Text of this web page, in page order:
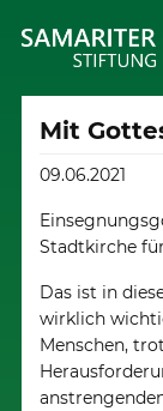
Mit
09.06.2021
Stadtkirche
Das ist in
wirklich
Menschen,